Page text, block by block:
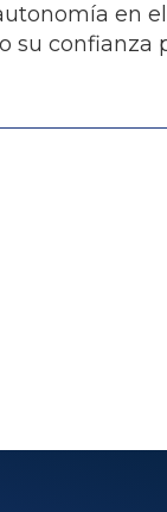
en
su confianza